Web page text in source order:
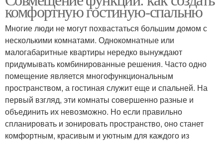
комфортную гостиную-спальню
Многие люди не могут похвастаться большим домом с
несколькими комнатами. Однокомнатные или
малогабаритные квартиры нередко вынуждают
придумывать комбинированные решения. Часто одно
помещение является многофункциональным
пространством, а гостиная служит еще и спальней. На
первый взгляд, эти комнаты совершенно разные и
объединить их невозможно. Но если правильно
спланировать и зонировать пространство, оно станет
комфортным, красивым и уютным для каждого из